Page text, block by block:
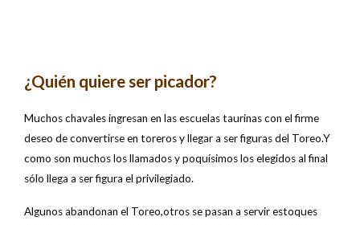
¿Quién quiere ser picador?
Muchos chavales ingresan en las escuelas taurinas con el firme
deseo de convertirse en toreros y llegar a ser figuras del Toreo.Y
como son muchos los llamados y poquísimos los elegidos al final
sólo llega a ser figura el privilegiado.
Algunos abandonan el Toreo,otros se pasan a servir estoques